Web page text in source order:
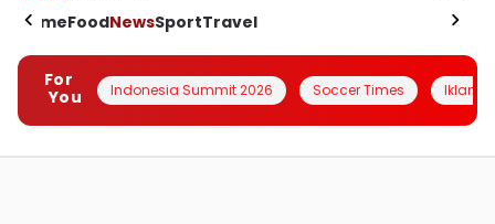
HomeFoodNewsSportTravel
For
You
Indonesia Summit 2026 Soccer Times Iklanin